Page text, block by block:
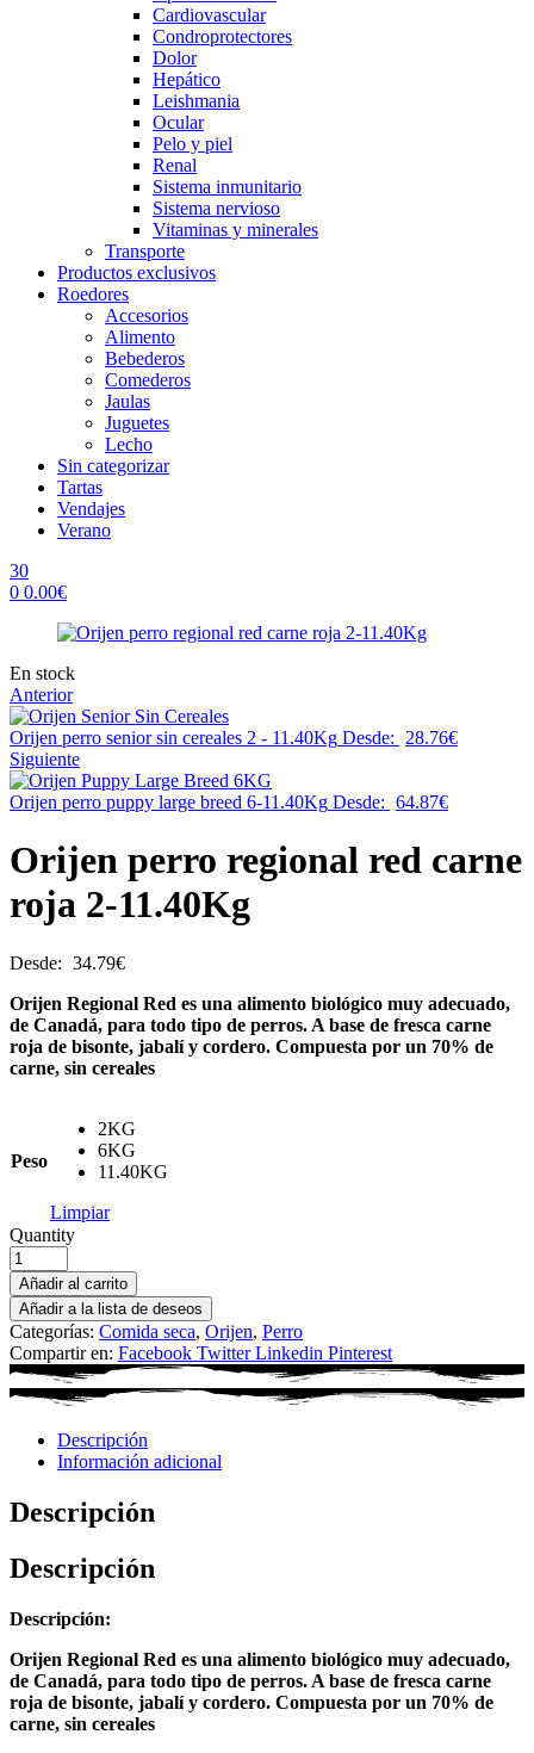
Cardiovascular
Condroprotectores
Dolor
Hepático
Leishmania
Ocular
Pelo y piel
Renal
Sistema inmunitario
Sistema nervioso
Vitaminas y minerales
Transporte
Productos exclusivos
Roedores
Accesorios
Alimento
Bebederos
Comederos
Jaulas
Juguetes
Lecho
Sin categorizar
Tartas
Vendajes
Verano
30
0 0.00€
Availability:
En stock
Anterior
Orijen perro senior sin cereales 2 - 11.40Kg Desde: 28.76€
Siguiente
Orijen perro puppy large breed 6-11.40Kg Desde: 64.87€
Orijen perro regional red carne
roja 2-11.40Kg
Desde: 34.79€
Orijen Regional Red es una alimento biológico muy adecuado,
de Canadá, para todo tipo de perros. A base de fresca carne
roja de bisonte, jabalí y cordero. Compuesta por un 70% de
carne, sin cereales
Peso
2KG
6KG
11.40KG
Limpiar
Quantity
Añadir al carrito
Añadir a la lista de deseos
Categorías: Comida seca, Orijen, Perro
Compartir en: Facebook Twitter Linkedin Pinterest
Descripción
Información adicional
Descripción
Descripción
Descripción:
Orijen Regional Red es una alimento biológico muy adecuado,
de Canadá, para todo tipo de perros. A base de fresca carne
roja de bisonte, jabalí y cordero. Compuesta por un 70% de
carne, sin cereales